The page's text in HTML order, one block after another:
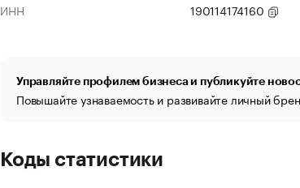
ИНН
190114174160
Управляйте профилем бизнеса и публикуйте
Повышайте узнаваемость и развивайте личный
Коды статистики